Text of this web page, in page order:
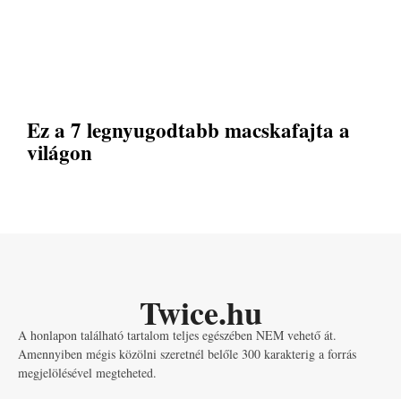
Ez a 7 legnyugodtabb macskafajta a
világon
Twice.hu
A honlapon található tartalom teljes egészében NEM vehető át.
Amennyiben mégis közölni szeretnél belőle 300 karakterig a forrás
megjelölésével megteheted.